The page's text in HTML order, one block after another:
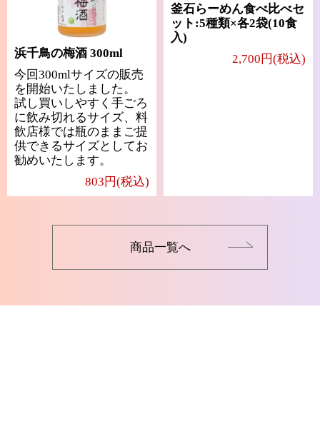
浜千鳥の梅酒 300ml
今回300mlサイズの販売
を開始いたしました。
試し買いしやすく手ごろ
に飲み切れるサイズ、料
飲店様では瓶のままご提
供できるサイズとしてお
勧めいたします。
803円(税込)
釜石らーめん食べ比べセ
ット:5種類×各2袋(10食
入)
2,700円(税込)
商品一覧へ